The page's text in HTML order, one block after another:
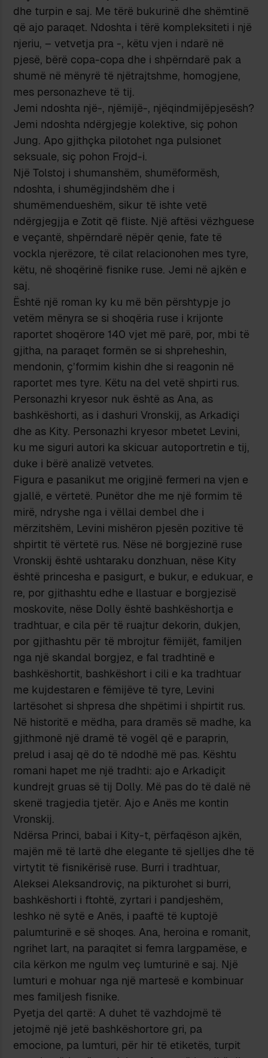
dhe turpin e saj. Me tërë bukurinë dhe shëmtinë
që ajo paraqet. Ndoshta i tërë kompleksiteti i një
njeriu, – vetvetja pra -, këtu vjen i ndarë në
pjesë, bërë copa-copa dhe i shpërndarë pak a
shumë në mënyrë të njëtrajtshme, homogjene,
mes personazheve të tij.
Jemi ndoshta një-, njëmijë-, njëqindmijëpjesësh?
Jemi ndoshta ndërgjegje kolektive, siç pohon
Jung. Apo gjithçka pilotohet nga pulsionet
seksuale, siç pohon Frojd-i.
Një Tolstoj i shumanshëm, shumëformësh,
ndoshta, i shumëgjindshëm dhe i
shumëmendueshëm, sikur të ishte vetë
ndërgjegjja e Zotit që fliste. Një aftësi vëzhguese
e veçantë, shpërndarë nëpër qenie, fate të
vockla njerëzore, të cilat relacionohen mes tyre,
këtu, në shoqërinë fisnike ruse. Jemi në ajkën e
saj.
Është një roman ky ku më bën përshtypje jo
vetëm mënyra se si shoqëria ruse i krijonte
raportet shoqërore 140 vjet më parë, por, mbi të
gjitha, na paraqet formën se si shpreheshin,
mendonin, ç’formim kishin dhe si reagonin në
raportet mes tyre. Këtu na del vetë shpirti rus.
Personazhi kryesor nuk është as Ana, as
bashkëshorti, as i dashuri Vronskij, as Arkadiçi
dhe as Kity. Personazhi kryesor mbetet Levini,
ku me siguri autori ka skicuar autoportretin e tij,
duke i bërë analizë vetvetes.
Figura e pasanikut me origjinë fermeri na vjen e
gjallë, e vërtetë. Punëtor dhe me një formim të
mirë, ndryshe nga i vëllai dembel dhe i
mërzitshëm, Levini mishëron pjesën pozitive të
shpirtit të vërtetë rus. Nëse në borgjezinë ruse
Vronskij është ushtaraku donzhuan, nëse Kity
është princesha e pasigurt, e bukur, e edukuar, e
re, por gjithashtu edhe e llastuar e borgjezisë
moskovite, nëse Dolly është bashkëshortja e
tradhtuar, e cila për të ruajtur dekorin, dukjen,
por gjithashtu për të mbrojtur fëmijët, familjen
nga një skandal borgjez, e fal tradhtinë e
bashkëshortit, bashkëshort i cili e ka tradhtuar
me kujdestaren e fëmijëve të tyre, Levini
lartësohet si shpresa dhe shpëtimi i shpirtit rus.
Në historitë e mëdha, para dramës së madhe, ka
gjithmonë një dramë të vogël që e paraprin,
prelud i asaj që do të ndodhë më pas. Kështu
romani hapet me një tradhti: ajo e Arkadiçit
kundrejt gruas së tij Dolly. Më pas do të dalë në
skenë tragjedia tjetër. Ajo e Anës me kontin
Vronskij.
Ndërsa Princi, babai i Kity-t, përfaqëson ajkën,
majën më të lartë dhe elegante të sjelljes dhe të
virtytit të fisnikërisë ruse. Burri i tradhtuar,
Aleksei Aleksandroviç, na pikturohet si burri,
bashkëshorti i ftohtë, zyrtari i pandjeshëm,
leshko në sytë e Anës, i paaftë të kuptojë
palumturinë e së shoqes. Ana, heroina e romanit,
ngrihet lart, na paraqitet si femra largpamëse, e
cila kërkon me ngulm veç lumturinë e saj. Një
lumturi e mohuar nga një martesë e kombinuar
mes familjesh fisnike.
Pyetja del qartë: A duhet të vazhdojmë të
jetojmë një jetë bashkëshortore gri, pa
emocione, pa lumturi, për hir të etiketës, turpit